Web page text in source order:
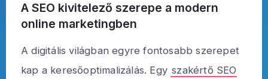
A SEO kivitelező szerepe a modern
online marketingben
A digitális világban egyre fontosabb szerepet
kap a keresőoptimalizálás. Egy szakértő SEO